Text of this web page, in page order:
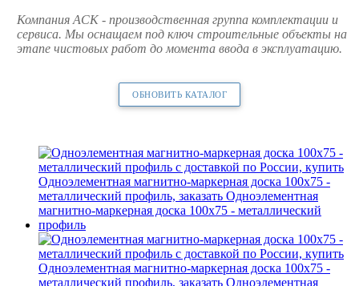
Компания АСК - производственная группа комплектации и
сервиса. Мы оснащаем под ключ строительные объекты на
этапе чистовых работ до момента ввода в эксплуатацию.
ОБНОВИТЬ КАТАЛОГ